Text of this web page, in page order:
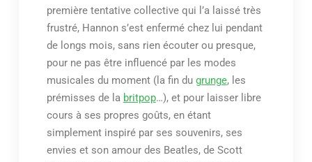
première tentative collective qui l’a laissé très
frustré, Hannon s’est enfermé chez lui pendant
de longs mois, sans rien écouter ou presque,
pour ne pas être influencé par les modes
musicales du moment (la fin du grunge, les
prémisses de la britpop…), et pour laisser libre
cours à ses propres goûts, en étant
simplement inspiré par ses souvenirs, ses
envies et son amour des Beatles, de Scott